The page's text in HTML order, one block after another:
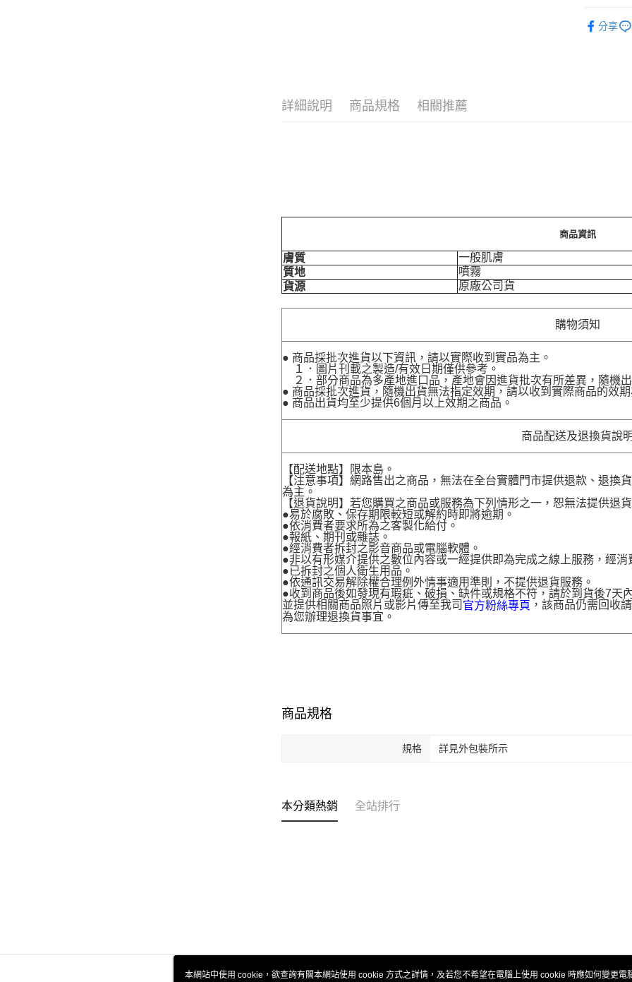
分享
詳細說明 商品規格 相關推薦
商品資訊
膚質
一般肌膚
質地
噴霧
貨源
原廠公司貨
購物須知
● 商品採批次進貨以下資訊，請以實際收到實品為主。
１．圖片刊載之製造/有效日期僅供參考。
２．部分商品為多產地進口品，產地會因進貨批次有所差異，隨機出
● 商品採批次進貨，隨機出貨無法指定效期，請以收到實際商品的效期
● 商品出貨均至少提供6個月以上效期之商品。
商品配送及退換貨說明
【配送地點】限本島。
【注意事項】網路售出之商品，無法在全台實體門市提供退款、退換
為主。
【退貨說明】若您購買之商品或服務為下列情形之一，恕無法提供退貨
●易於腐敗、保存期限較短或解約時即將逾期。
●依消費者要求所為之客製化給付。
●報紙、期刊或雜誌。
●經消費者拆封之影音商品或電腦軟體。
●非以有形媒介提供之數位內容或一經提供即為完成之線上服務，經消
●已拆封之個人衛生用品。
●依通訊交易解除權合理例外情事適用準則，不提供退貨服務。
●收到商品後如發現有瑕疵、破損、缺件或規格不符，請於到貨後7天
並提供相關商品照片或影片傳至我司 官方粉絲專頁 ，該商品仍需回收
為您辦理退換貨事宜。
商品規格
規格 詳見外包裝所示
本分類熱銷 全站排行
本網站中使用 cookie，欲查詢有關本網站使用 cookie 方式之詳情，及若您不希望在電腦上使用 cookie 時應如何變更電